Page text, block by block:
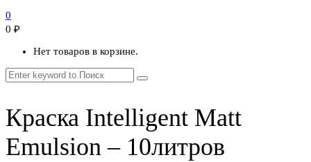
0
0 ₽
Нет товаров в корзине.
Краска Intelligent Matt
Emulsion – 10литров